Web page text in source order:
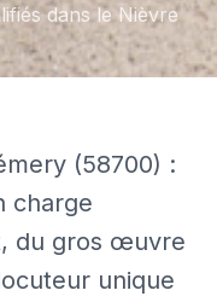
dans le Nièvre
(58700) :
charge
du gros œuvre
unique